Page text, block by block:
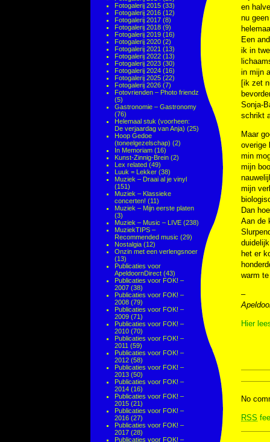
Fotogalerij 2015 (33)
Fotogalerij 2016 (12)
Fotogalerij 2017 (8)
Fotogalerij 2018 (9)
Fotogalerij 2019 (16)
Fotogalerij 2020 (2)
Fotogalerij 2021 (13)
Fotogalerij 2022 (13)
Fotogalerij 2023 (30)
Fotogalerij 2024 (16)
Fotogalerij 2025 (22)
Fotogalerij 2026 (7)
Fotovrienden – Photo friendz
(5)
Gastronomie – Gastronomy
(76)
Helemaal stuk (voorheen:
De verjaardag van Anja) (25)
Hoop Gedoe
(toneelgezelschap) (2)
In Memoriam (16)
Kunst-Zinnig-Brein (2)
Lex related (49)
Luuk = Lekker (38)
Muziek – Draai al je vinyl
(151)
Muziek – Klassieke
concerten! (11)
Muziek – Mijn eerste platen
(3)
Muziek – Music – LIVE (238)
MuziekTIPS –
Recommended music (29)
Nostalgia (12)
Onzin met een verlengsnoer
(13)
Publicaties voor
ApeldoornDirect (43)
Publicaties voor FOK! –
2007 (38)
Publicaties voor FOK! –
2008 (79)
Publicaties voor FOK! –
2009 (71)
Publicaties voor FOK! –
2010 (70)
Publicaties voor FOK! –
2011 (59)
Publicaties voor FOK! –
2012 (58)
Publicaties voor FOK! –
2013 (50)
Publicaties voor FOK! –
2014 (16)
Publicaties voor FOK! –
2015 (21)
Publicaties voor FOK! –
2016 (27)
Publicaties voor FOK! –
2017 (28)
Publicaties voor FOK! –
en
nu
Een
ik in
in mijn
[ik zet
Sonja-
schrikt
Maar
overige
min
mijn
mijn
Dan
Aan de
het er
warm
–
Hier
No
RSS